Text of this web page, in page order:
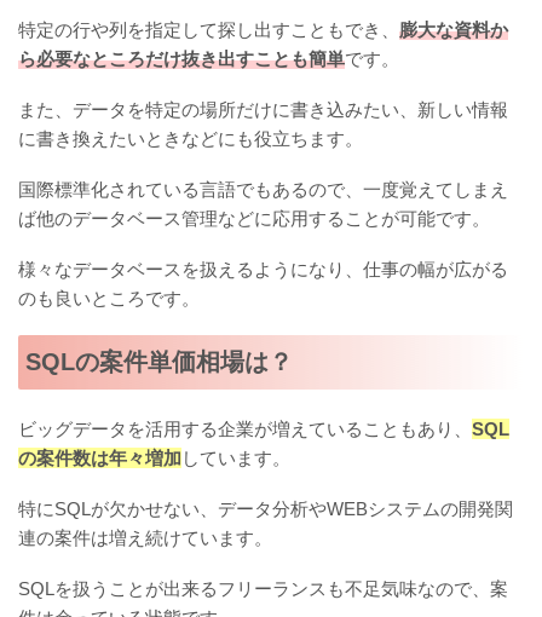
特定の行や列を指定して探し出すこともでき、 膨大な資料か
ら必要なところだけ抜き出すことも簡単です。
また、データを特定の場所だけに書き込みたい、新しい情報
に書き換えたいときなどにも役立ちます。
国際標準化されている言語でもあるので、一度覚えてしまえ
ば他のデータベース管理などに応用することが可能です。
様々なデータベースを扱えるようになり、仕事の幅が広がる
のも良いところです。
SQLの案件単価相場は？
ビッグデータを活用する企業が増えていることもあり、 SQL
の案件数は年々増加 しています。
特にSQLが欠かせない、データ分析やWEBシステムの開発関
連の案件は増え続けています。
SQLを扱うことが出来るフリーランスも不足気味なので、案